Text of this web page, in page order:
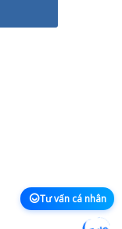
Tư vấn cá nhân